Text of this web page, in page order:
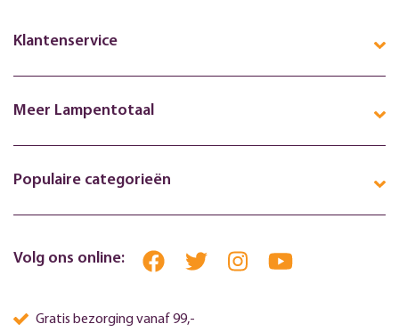
Klantenservice
Meer Lampentotaal
Populaire categorieën
Volg ons online:
Gratis bezorging vanaf 99,-